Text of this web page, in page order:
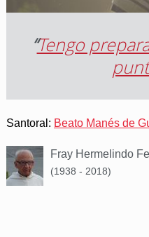
“Tengo
Santoral: Beato Manés de
Fray Hermelindo
(1938 - 2018)